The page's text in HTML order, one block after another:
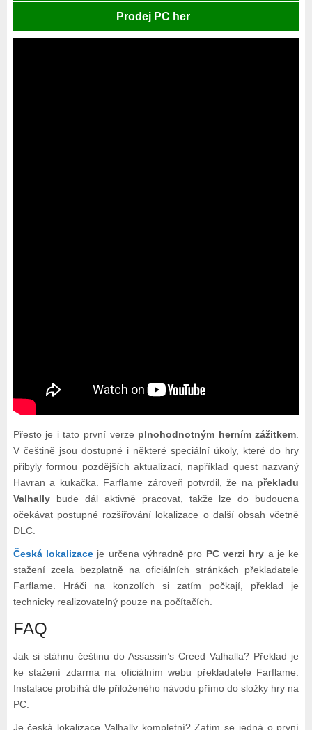
Prodej PC her
Přesto je i tato první verze plnohodnotným herním zážitkem
V češtině jsou dostupné i některé speciální úkoly, které do hry
přibyly formou pozdějších aktualizací, například quest nazvaný
Havran a kukačka. Farflame zároveň potvrdil, že na překladu
Valhallybude dál aktivně pracovat, takže lze do budoucna
očekávat postupné rozšiřování lokalizace o další obsah včetně
DLC.
Česká lokalizaceje určena výhradně pro PC verzi hry a je ke
stažení zcela bezplatně na oficiálních stránkách překladatele
Farflame. Hráči na konzolích si zatím počkají, překlad je
technicky realizovatelný pouze na počítačích.
FAQ
Jak si stáhnu češtinu do Assassin’s Creed Valhalla? Překlad je
ke stažení zdarma na oficiálním webu překladatele Farflame.
Instalace probíhá dle přiloženého návodu přímo do složky hry na
PC.
Je česká lokalizace Valhally kompletní? Zatím se jedná o první